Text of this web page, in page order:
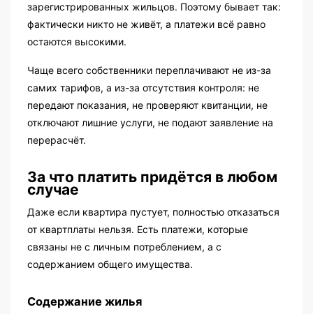
зарегистрированных жильцов. Поэтому бывает так:
фактически никто не живёт, а платежи всё равно
остаются высокими.
Чаще всего собственники переплачивают не из-за
самих тарифов, а из-за отсутствия контроля: не
передают показания, не проверяют квитанции, не
отключают лишние услуги, не подают заявление на
перерасчёт.
За что платить придётся в любом
случае
Даже если квартира пустует, полностью отказаться
от квартплаты нельзя. Есть платежи, которые
связаны не с личным потреблением, а с
содержанием общего имущества.
Содержание жилья